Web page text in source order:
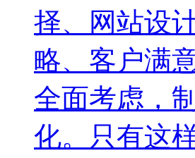
择、网站设
略、客户满
全面考虑，
化。只有这